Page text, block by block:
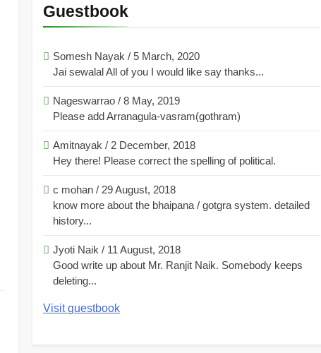
Guestbook
Somesh Nayak / 5 March, 2020
Jai sewalal All of you I would like say thanks...
Nageswarrao /8 May, 2019
Please add Arranagula-vasram(gothram)
Amitnayak / 2 December, 2018
Hey there! Please correct the spelling of political.
c mohan / 29 August, 2018
know more about the bhaipana / gotgra system. detailed
history...
Jyoti Naik / 11 August, 2018
Good write up about Mr. Ranjit Naik. Somebody keeps
deleting...
Visit guestbook